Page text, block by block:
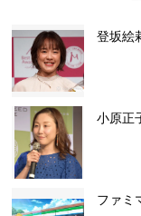
登坂絵
小原正
ファミ